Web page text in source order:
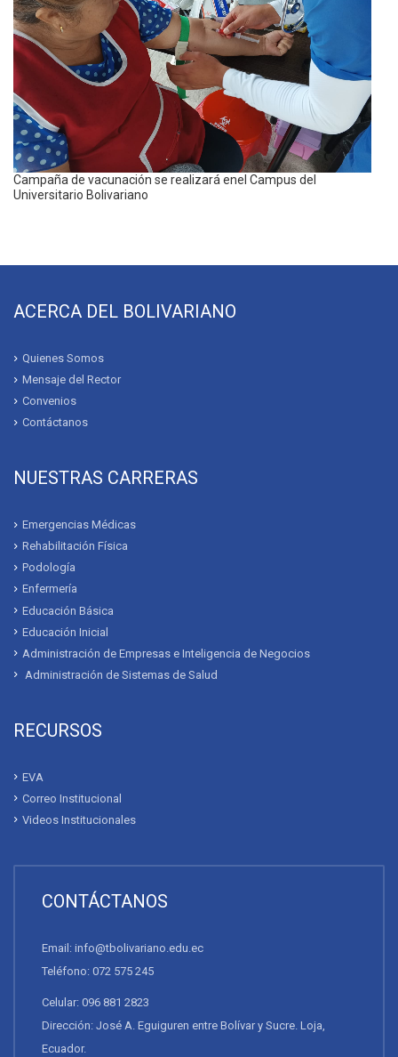
Campaña de vacunación se realizará enel Campus del
Universitario Bolivariano
ACERCA DEL BOLIVARIANO
Quienes Somos
Mensaje del Rector
Convenios
Contáctanos
NUESTRAS CARRERAS
Emergencias Médicas
Rehabilitación Física
Podología
Enfermería
Educación Básica
Educación Inicial
Administración de Empresas e Inteligencia de Negocios
Administración de Sistemas de Salud
RECURSOS
EVA
Correo Institucional
Videos Institucionales
CONTÁCTANOS
Email: info@tbolivariano.edu.ec
Teléfono: 072 575 245
Celular: 096 881 2823
Dirección: José A. Eguiguren entre Bolívar y Sucre. Loja,
Ecuador.